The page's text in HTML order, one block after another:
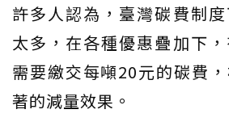
許多人認為，臺灣碳費制
太多，在各種優惠疊加下
需要繳交每噸20元的碳費
著的減量效果。